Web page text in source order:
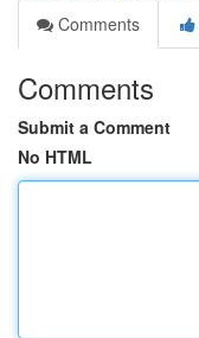
Comments
Comments
Submit a Comment
No HTML